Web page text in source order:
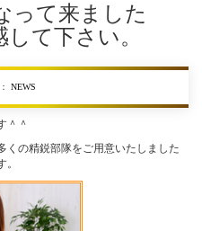
って来ました
て下さい。
NEWS
＾＾
くの精鋭部隊をご用意いたしました